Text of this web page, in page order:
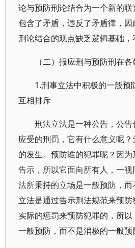
论与预防刑论结合为一个新的
包含了矛盾，违反了矛盾律，
刑论结合的观点缺乏逻辑基础，
（二）报应刑与预防刑在
1.刑事立法中积极的一般预
互相排斥
刑法立法是一种公告，公
应受的刑罚，它有什么意义呢
的发生。预防谁的犯罪呢？因
告示，所以它面向所有人，一
法所秉持的立场是一般预防，
立法是通过告示刑法规范来预
实际的惩罚来预防犯罪的，所
一般预防，而不是消极的一般预